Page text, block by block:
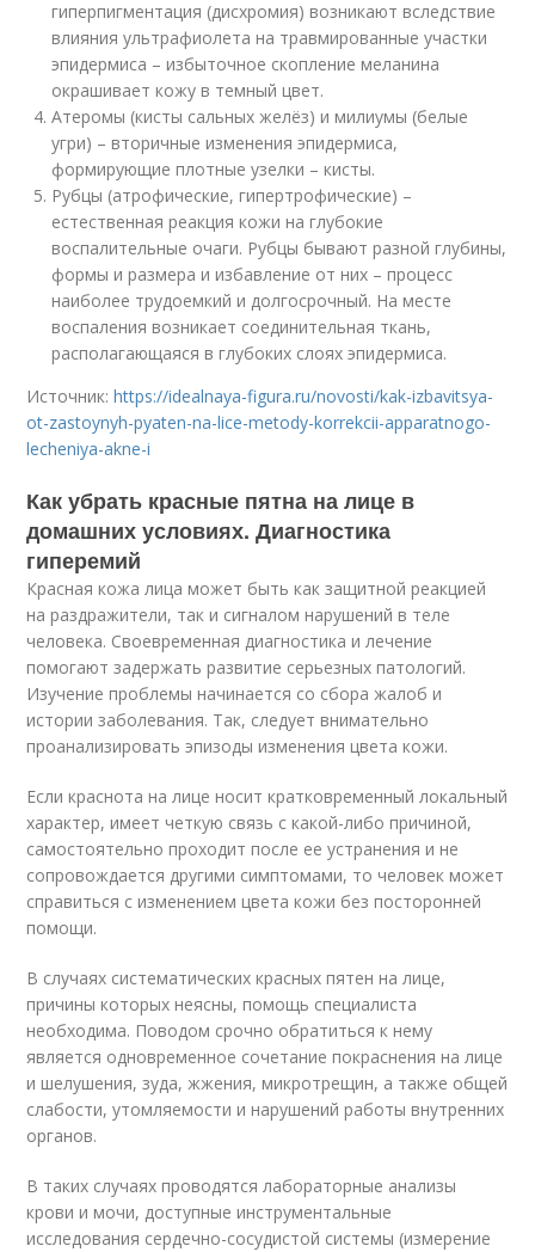
гиперпигментация (дисхромия) возникают вследствие
влияния ультрафиолета на травмированные участки
эпидермиса – избыточное скопление меланина
окрашивает кожу в темный цвет.
Атеромы (кисты сальных желёз) и милиумы (белые
угри) – вторичные изменения эпидермиса,
формирующие плотные узелки – кисты.
Рубцы (атрофические, гипертрофические) –
естественная реакция кожи на глубокие
воспалительные очаги. Рубцы бывают разной глубины,
формы и размера и избавление от них – процесс
наиболее трудоемкий и долгосрочный. На месте
воспаления возникает соединительная ткань,
располагающаяся в глубоких слоях эпидермиса.
Источник:https://idealnaya-figura.ru/novosti/kak-izbavitsya-
ot-zastoynyh-pyaten-na-lice-metody-korrekcii-apparatnogo-
lecheniya-akne-i
Как убрать красные пятна на лице в
домашних условиях. Диагностика
гиперемий
Красная кожа лица может быть как защитной реакцией
на раздражители, так и сигналом нарушений в теле
человека. Своевременная диагностика и лечение
помогают задержать развитие серьезных патологий.
Изучение проблемы начинается со сбора жалоб и
истории заболевания. Так, следует внимательно
проанализировать эпизоды изменения цвета кожи.
Если краснота на лице носит кратковременный локальный
характер, имеет четкую связь с какой-либо причиной,
самостоятельно проходит после ее устранения и не
сопровождается другими симптомами, то человек может
справиться с изменением цвета кожи без посторонней
помощи.
В случаях систематических красных пятен на лице,
причины которых неясны, помощь специалиста
необходима. Поводом срочно обратиться к нему
является одновременное сочетание покраснения на лице
и шелушения, зуда, жжения, микротрещин, а также общей
слабости, утомляемости и нарушений работы внутренних
органов.
В таких случаях проводятся лабораторные анализы
крови и мочи, доступные инструментальные
исследования сердечно-сосудистой системы (измерение